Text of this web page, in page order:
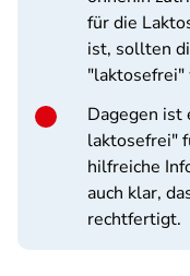
für die
ist, sollten
"laktosefrei"
Dagegen ist
laktosefrei"
hilfreiche
auch klar,
rechtfertigt.